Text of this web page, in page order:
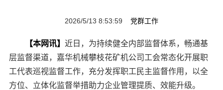
2026/5/13 8:53:59 党群工作
【本网讯】 近日，为持续健全内部监督体系，畅通基
层监督渠道，嘉华机械攀枝花矿机公司工会常态化开展职
工代表巡视监督工作，充分发挥职工民主监督作用，以全
方位、立体化监督举措助力企业管理提质、效能升级。